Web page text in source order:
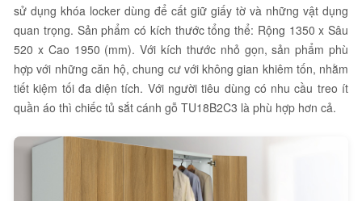
sử dụng khóa locker dùng để cất giữ giấy tờ và những vật dụng
quan trọng. Sản phẩm có kích thước tổng thể: Rộng 1350 x Sâu
520 x Cao 1950 (mm). Với kích thước nhỏ gọn, sản phẩm phù
hợp với những căn hộ, chung cư với không gian khiêm tốn, nhằm
tiết kiệm tối đa diện tích. Với người tiêu dùng có nhu cầu treo ít
quần áo thì chiếc tủ sắt cánh gỗ TU18B2C3 là phù hợp hơn cả.